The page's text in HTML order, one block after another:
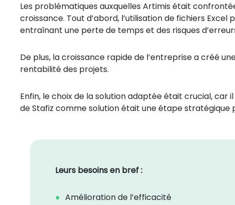
Les problématiques auxquelles Artimis était
croissance. Tout d’abord, l’utilisation de fichiers
entraînant une perte de temps et des risques
De plus, la croissance rapide de l’entreprise a créé
rentabilité des projets.
Enfin, le choix de la solution adaptée était crucial,
de Stafiz comme solution était une étape
Leurs besoins en bref :
Amélioration de l’efficacité